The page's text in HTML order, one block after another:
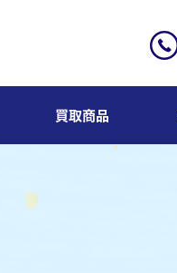
買取商品